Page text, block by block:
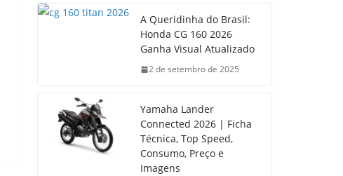
A Queridinha do Brasil:
Honda CG 160 2026
Ganha Visual Atualizado
2 de setembro de 2025
Yamaha Lander
Connected 2026 | Ficha
Técnica, Top Speed,
Consumo, Preço e
Imagens